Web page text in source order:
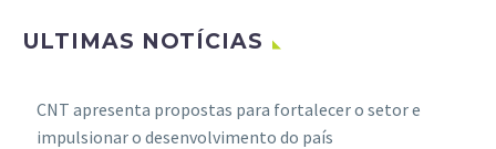
ULTIMAS NOTÍCIAS
CNT apresenta propostas para fortalecer o setor e
impulsionar o desenvolvimento do país